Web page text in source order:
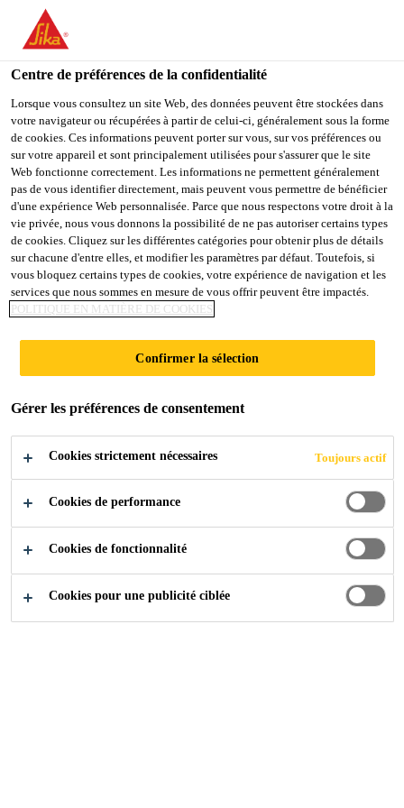
KEY ACCOUNT
MANAGER (M/W/D) E
MOBILITY – BATTERY
MATERIALS
75 - 105 EUR per year
POSTULER PARTAGER
Centre de préférences de la confidentialité
Lorsque vous consultez un site Web, des données peuvent être stockées dans
votre navigateur ou récupérées à partir de celui-ci, généralement sous la forme
de cookies. Ces informations peuvent porter sur vous, sur vos préférences ou
sur votre appareil et sont principalement utilisées pour s'assurer que le site
Web fonctionne correctement. Les informations ne permettent généralement
pas de vous identifier directement, mais peuvent vous permettre de bénéficier
d'une expérience Web personnalisée. Parce que nous respectons votre droit à la
vie privée, nous vous donnons la possibilité de ne pas autoriser certains types
de cookies. Cliquez sur les différentes catégories pour obtenir plus de détails
sur chacune d'entre elles, et modifier les paramètres par défaut. Toutefois, si
vous bloquez certains types de cookies, votre expérience de navigation et les
services que nous sommes en mesure de vous offrir peuvent être impactés.
POLITIQUE EN MATIÈRE DE COOKIES
Confirmer la sélection
Gérer les préférences de consentement
Cookies strictement nécessaires Toujours actif
Cookies de performance
Cookies de fonctionnalité
Cookies pour une publicité ciblée